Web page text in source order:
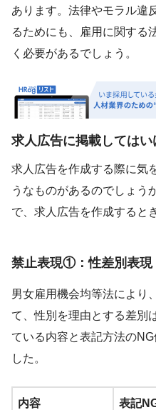
あります。法律やモラル違
るためにも、雇用に関する
く必要があるでしょう。
求人広告に掲載しては
求人広告を作成する際に気
うなものがあるのでしょ
で、求人広告を作成すると
禁止表現①：性差別表現
男女雇用機会均等法により
て、性別を理由とする差別
ている内容と表記方法の
した。
内容 表記